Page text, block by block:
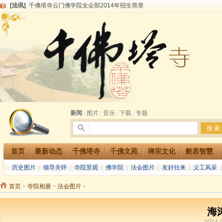
[法讯] 千佛塔寺云门佛学院女众部2014年招生简章
[法讯]
共赴华藏世界 进入最后七天倒计时 殊胜华严法会 快快同享富贵庄严海
千佛塔寺阅藏堂周末阅藏报名通知
[法讯]
清明节祭祖报恩地藏法会
[法讯] 本寺方丈上明下慧尼和尚开讲《六祖坛经》
[法讯]
2015-3-26师父于法堂对大众的开示
[法讯]
广东千佛塔寺云门佛学院女众部 2016年招生简章
[法讯]
恭请海涛法师莅临千佛塔寺弘法
[法讯] 2014年七月大法会 祈福息灾地藏七 冥阳两利普渡群蒙盂兰盆
新闻
图片 音乐 下载 专题
首页 最新动态 千佛塔寺 千佛文苑 禅宗文化 般若智慧
历史图片 领导关怀 寺院景观 佛学院 法会图片 友好往来 义工风采
首页 > 寺院相册 > 法会图片 >
海